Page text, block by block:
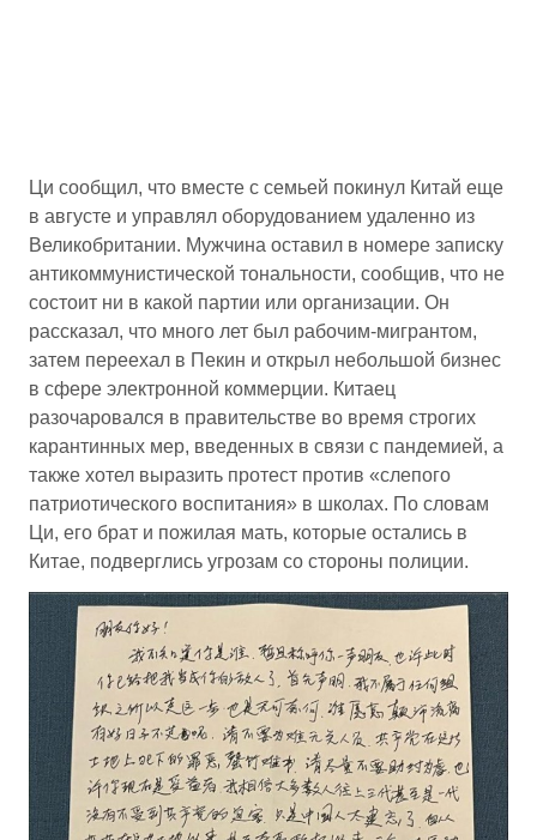
Ци сообщил, что вместе с семьей покинул Китай еще
в августе и управлял оборудованием удаленно из
Великобритании. Мужчина оставил в номере записку
антикоммунистической тональности, сообщив, что не
состоит ни в какой партии или организации. Он
рассказал, что много лет был рабочим-мигрантом,
затем переехал в Пекин и открыл небольшой бизнес
в сфере электронной коммерции. Китаец
разочаровался в правительстве во время строгих
карантинных мер, введенных в связи с пандемией, а
также хотел выразить протест против «слепого
патриотического воспитания» в школах. По словам
Ци, его брат и пожилая мать, которые остались в
Китае, подверглись угрозам со стороны полиции.